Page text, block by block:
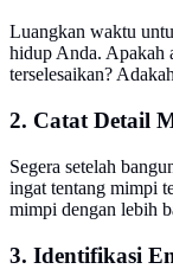
Luangkan waktu
hidup Anda. Apakah
terselesaikan?
2. Catat Detail
Segera setelah
ingat tentang mimpi
mimpi dengan lebih
3. Identifikasi